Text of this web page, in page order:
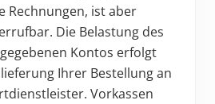
Rechnungen, ist aber
Die Belastung des
Kontos erfolgt
Ihrer Bestellung an
Vorkassen